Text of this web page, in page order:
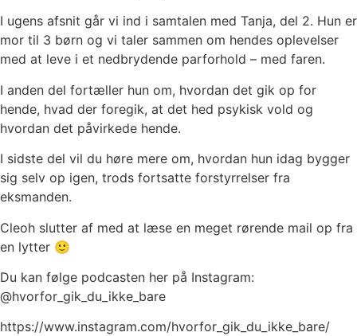
I ugens afsnit går vi ind i samtalen med Tanja, del 2. Hun er
mor til 3 børn og vi taler sammen om hendes oplevelser
med at leve i et nedbrydende parforhold – med faren.
I anden del fortæller hun om, hvordan det gik op for
hende, hvad der foregik, at det hed psykisk vold og
hvordan det påvirkede hende.
I sidste del vil du høre mere om, hvordan hun idag bygger
sig selv op igen, trods fortsatte forstyrrelser fra
eksmanden.
Cleoh slutter af med at læse en meget rørende mail op fra
en lytter 🙂
Du kan følge podcasten her på Instagram:
@hvorfor_gik_du_ikke_bare
https://www.instagram.com/hvorfor_gik_du_ikke_bare/